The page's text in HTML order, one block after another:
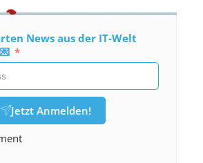
News aus der IT-Welt
Jetzt Anmelden!